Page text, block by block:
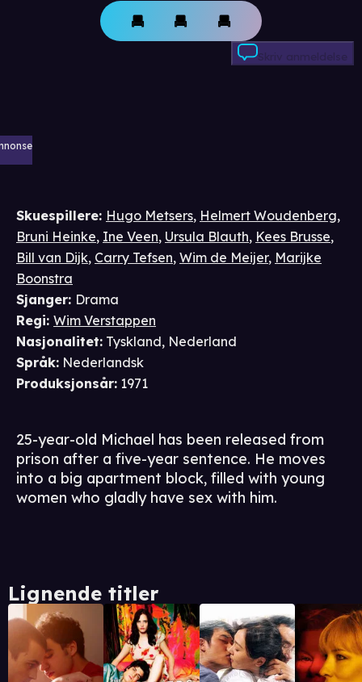
Skriv anmeldelse
Skuespillere: Hugo Metsers, Helmert Woudenberg,
Bruni Heinke, Ine Veen, Ursula Blauth, Kees Brusse,
Bill van Dijk, Carry Tefsen, Wim de Meijer, Marijke
Boonstra
Sjanger: Drama
Regi: Wim Verstappen
Nasjonalitet: Tyskland, Nederland
Språk: Nederlandsk
Produksjonsår: 1971
25-year-old Michael has been released from
prison after a five-year sentence. He moves
into a big apartment block, filled with young
women who gladly have sex with him.
Lignende titler